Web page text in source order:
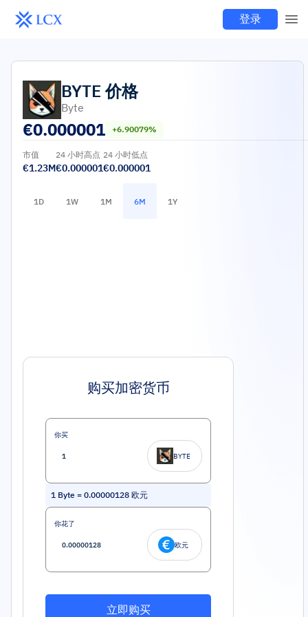
登录
BYTE 价格
Byte
€0.000001 +6.90079%
市值
€1.23M
24 小时高点
€0.000001
24 小时低点
€0.000001
1D 1W 1M 6M 1Y
购买加密货币
你买
BYTE
1 Byte = 0.00000128 欧元
你花了
欧元
立即购买